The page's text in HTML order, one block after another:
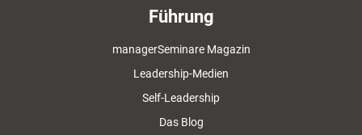
Führung
managerSeminare Magazin
Leadership-Medien
Self-Leadership
Das Blog